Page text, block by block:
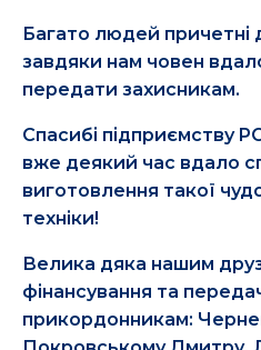
Багато людей причетні
завдяки нам човен
передати захисникам.
Спасибі підприємству
вже деякий час вдало
виготовлення такої
техніки!
Велика дяка нашим
фінансування та
прикордонникам: